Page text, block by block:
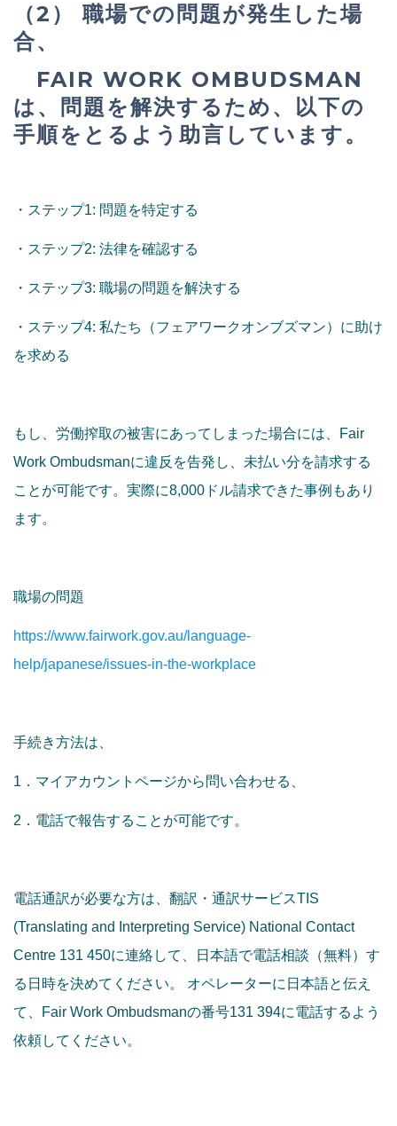
（2） 職場での問題が発生した場
合、
FAIR WORK OMBUDSMAN
は、問題を解決するため、以下の
手順をとるよう助言しています。
・ステップ1: 問題を特定する
・ステップ2: 法律を確認する
・ステップ3: 職場の問題を解決する
・ステップ4: 私たち（フェアワークオンブズマン）に助け
を求める
もし、労働搾取の被害にあってしまった場合には、Fair
Work Ombudsmanに違反を告発し、未払い分を請求する
ことが可能です。実際に8,000ドル請求できた事例もあり
ます。
職場の問題
https://www.fairwork.gov.au/language-
help/japanese/issues-in-the-workplace
手続き方法は、
1．マイアカウントページから問い合わせる、
2．電話で報告することが可能です。
電話通訳が必要な方は、翻訳・通訳サービスTIS
(Translating and Interpreting Service) National Contact
Centre 131 450に連絡して、日本語で電話相談（無料）す
る日時を決めてください。 オペレーターに日本語と伝え
て、Fair Work Ombudsmanの番号131 394に電話するよう
依頼してください。